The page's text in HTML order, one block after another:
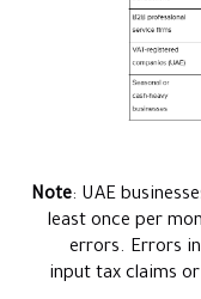
Note: UAE
least once per
errors. Errors
input tax claims